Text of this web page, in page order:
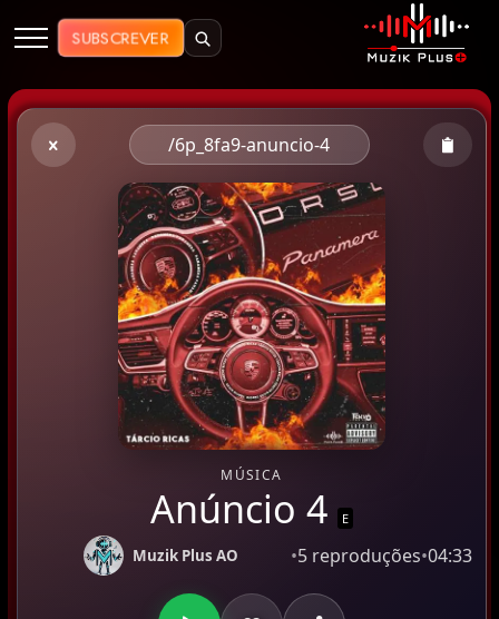
Muzik Plus AO - Streaming de
SUBSCREVER
/6p_8fa9-anuncio-4
MÚSICA
Anúncio 4 E
Muzik Plus AO •5 reproduções•04:33